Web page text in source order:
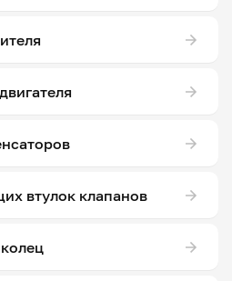
втулок клапанов